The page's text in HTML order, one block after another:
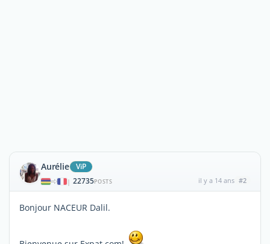
Aurélie ViP
| 22735POSTS il y a 14 ans #2
Bonjour NACEUR Dalil.